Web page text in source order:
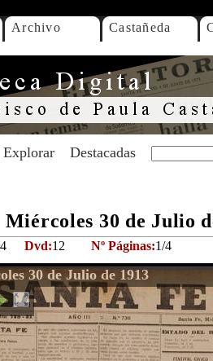
Archivo Castañeda
Explorar Destacadas
Miércoles 30 de Julio
Dvd:12 Nº Páginas:1/4
30 de Julio de 1913